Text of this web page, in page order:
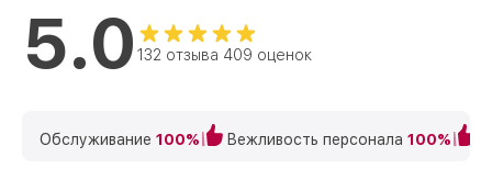
5.0 132 отзыва 409 оценок
Обслуживание 100% Вежливость персонала 100%